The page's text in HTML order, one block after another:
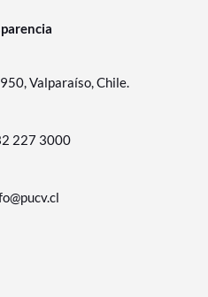
Valparaíso, Chile.
227 3000